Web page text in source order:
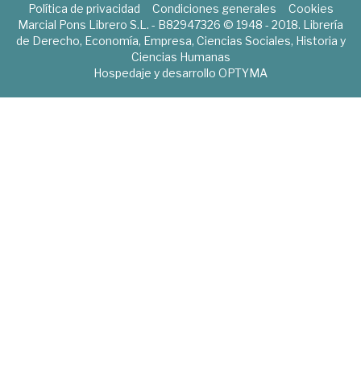
Política de privacidad Condiciones generales
Cookies
Marcial Pons Librero S.L. - B82947326 © 1948 - 2018. Librería
de Derecho, Economía, Empresa, Ciencias Sociales, Historia y
Ciencias Humanas
Hospedaje y desarrollo OPTYMA